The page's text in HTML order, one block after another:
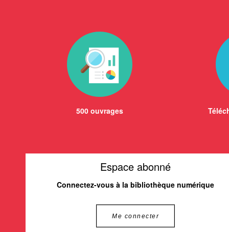
500 ouvrages
Espace abonné
Connectez-vous à la bibliothèque numérique
Me connecter